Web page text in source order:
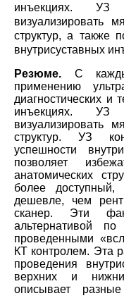
инъекциях. УЗ
визуализировать
структур, а также
внутрисуставных
Резюме. С
применению
диагностических и
инъекциях. УЗ
визуализировать
структур. УЗ
успешности
позволяет
анатомических
более
дешевле, чем
сканер. Эти
альтернативой
проведенными
КТ контролем. Эта
проведения
верхних и
описывает